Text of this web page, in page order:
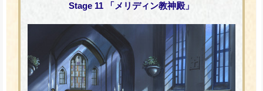
Stage 11 「メリディン教神殿」